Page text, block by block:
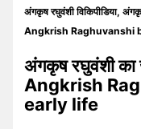
अंगकृष रघुवंशी विकिपीडिया,
Angkrish Raghuvanshi
अंगकृष रघुवंशीका
Angkrish
early life